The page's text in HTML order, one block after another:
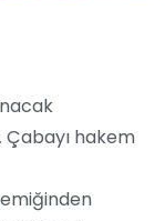
Çabayı hakem